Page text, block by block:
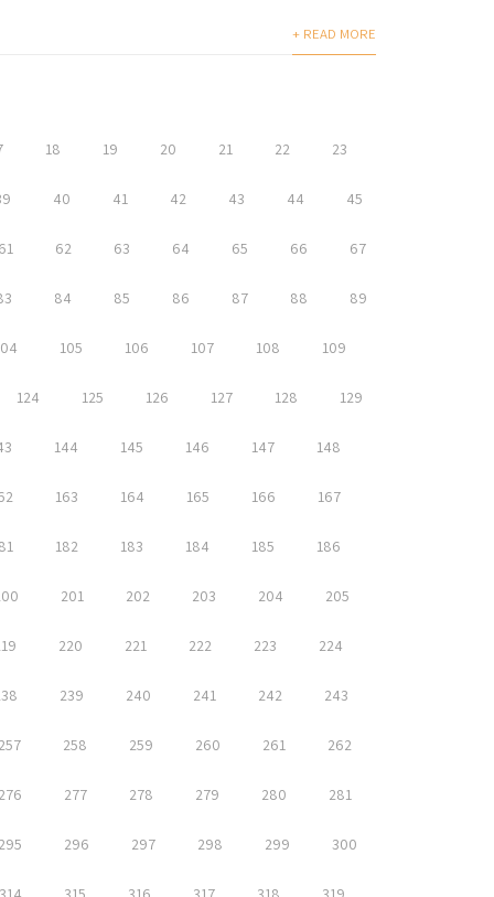
+ READ MORE
18 19 20 21 22 23
40 41 42 43 44 45
62 63 64 65 66 67
84 85 86 87 88 89
105 106 107 108 109
124 125 126 127 128 129
144 145 146 147 148
163 164 165 166 167
182 183 184 185 186
201 202 203 204 205
220 221 222 223 224
239 240 241 242 243
258 259 260 261 262
277 278 279 280 281
296 297 298 299 300